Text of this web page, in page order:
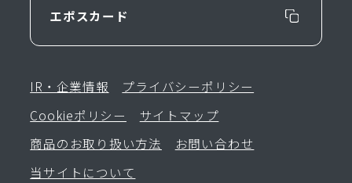
エポスカード
IR・企業情報
プライバシーポリシー
Cookieポリシー
サイトマップ
商品のお取り扱い方法
お問い合わせ
当サイトについて